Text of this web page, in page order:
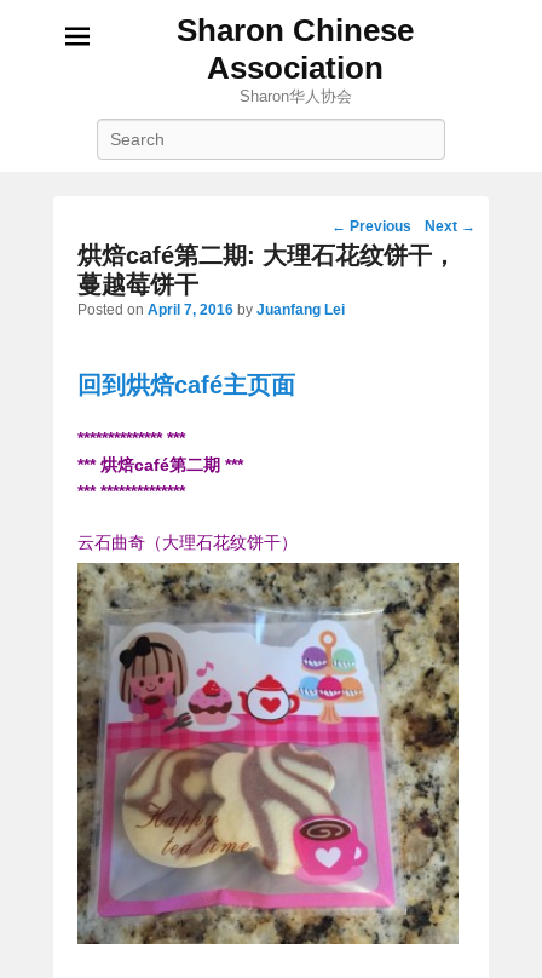
Sharon Chinese
Association
Sharon华人协会
Post
navigation
← Previous Next →
烘焙café第二期: 大理石花纹饼干，
蔓越莓饼干
Posted on April 7, 2016 by Juanfang Lei
回到烘焙café主页面
************** ***
*** 烘焙café第二期 ***
*** **************
云石曲奇（大理石花纹饼干）